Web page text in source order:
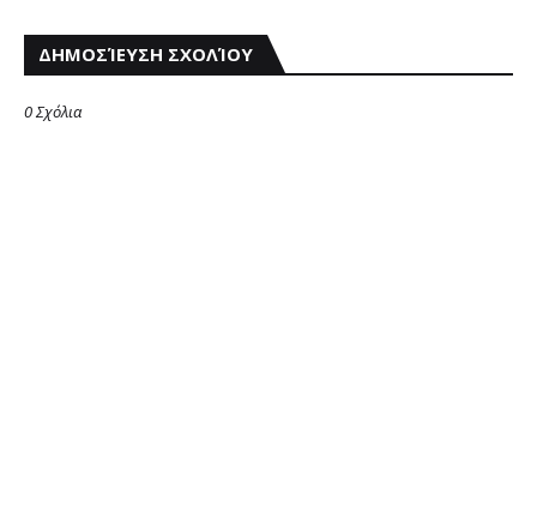
ΔΗΜΟΣΊΕΥΣΗ ΣΧΟΛΊΟΥ
0 Σχόλια